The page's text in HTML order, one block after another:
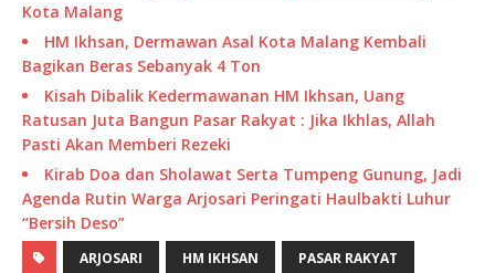
Kota Malang
HM Ikhsan, Dermawan Asal Kota Malang Kembali
Bagikan Beras Sebanyak 4 Ton
Kisah Dibalik Kedermawanan HM Ikhsan, Uang
Ratusan Juta Bangun Pasar Rakyat : Jika Ikhlas, Allah
Pasti Akan Memberi Rezeki
Kirab Doa dan Sholawat Serta Tumpeng Gunung, Jadi
Agenda Rutin Warga Arjosari Peringati Haulbakti Luhur
“Bersih Deso”
ARJOSARI HM IKHSAN PASAR RAKYAT